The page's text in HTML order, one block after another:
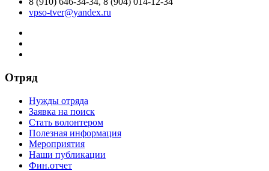
vpso-tver@yandex.ru
Отряд
Нужды отряда
Заявка на поиск
Стать волонтером
Полезная информация
Мероприятия
Наши публикации
Фин.отчет